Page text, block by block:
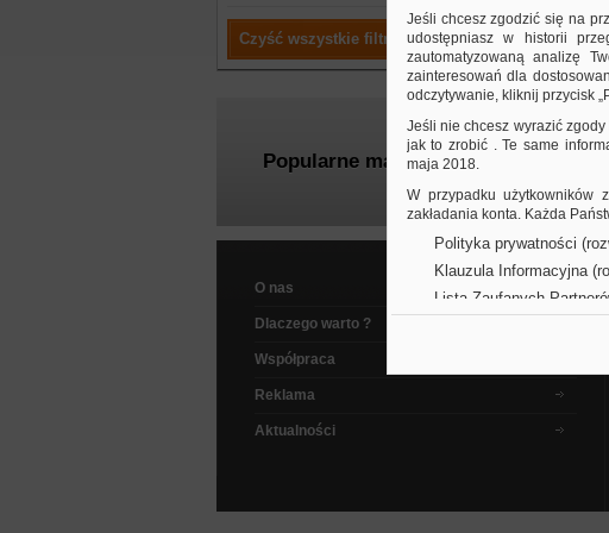
Czyść wszystkie filtry
Popularne marki
O nas
Dlaczego warto ?
Współpraca
Reklama
Aktualności
Jeśli chcesz zgodzić się na
udostępniasz w historii
zautomatyzowaną analizę
zainteresowań dla
odczytywanie, kliknij przycisk
Jeśli nie chcesz wyrazić
jak to zrobić . Te same
maja 2018.
W przypadku użytkowników
zakładania konta. Każda
Polityka prywatności
Klauzula Informacyjna
Lista Zaufanych